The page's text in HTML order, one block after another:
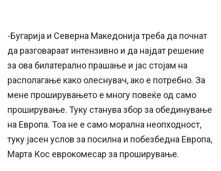
-Бугарија и Северна Македонија треба да почнат
да разговараат интензивно и да најдат решение
за ова билатерално прашање и јас стојам на
располагање како олеснувач, ако е потребно. За
мене проширувањето е многу повеќе од само
проширување. Туку станува збор за обединување
на Европа. Тоа не е само морална неопходност,
туку јасен услов за посилна и побезбедна Европа,
Марта Кос еврокомесар за проширување.